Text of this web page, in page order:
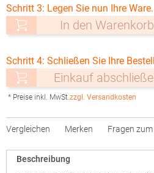
Schritt 3: Legen Sie nun Ihre
In den Warenkorb
Schritt 4: Schließen Sie Ihre
Einkauf
* Preise inkl. MwSt.zzgl. Versandkosten
Vergleichen Merken Fragen
Beschreibung